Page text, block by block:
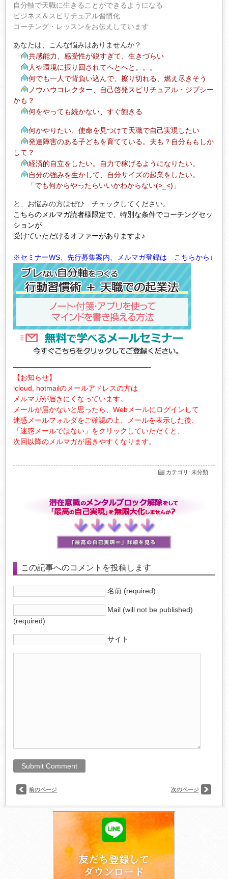
自分軸で天職に生きることができるようになる
ビジネス＆スピリチュアル習慣化
コーチング・レッスンをお伝えしています
あなたは、こんな悩みはありませんか？
共感能力、感受性が鋭すぎて、生きづらい
人や環境に振り回されてへとへと。。。
何でも一人で背負い込んで、擦り切れる、燃え尽きそう
ノウハウコレクター、自己啓発スピリチュアル・ジプシー
かも？
何をやっても続かない、すぐ飽きる
何かやりたい、使命を見つけて天職で自己実現したい
発達障害のある子どもを育てている。夫も？自分ももしか
して？
経済的自立をしたい。自力で稼げるようになりたい。
自分の強みを生かして、自分サイズの起業をしたい。
「でも何からやったらいいかわからない(>_<)」
と、お悩みの方はぜひ チェックしてください。
こちらのメルマガ読者様限定で、特別な条件でコーチングセッ
ションが
受けていただけるオファーがありますよ♪
※セミナーWS、先行募集案内、メルマガ登録は こちらから↓
———————————————————-
【お知らせ】
icloud, hotmailのメールアドレスの方は
メルマガが届きにくなっています。
メールが届かないと思ったら、Webメールにログインして
迷惑メールフォルダをご確認の上、メールを表示した後、
「迷惑メールではない」をクリックしていただくと、
次回以降のメルマガが届きやすくなります。
カテゴリ : 未分類
この記事へのコメントを投稿します
名前 (required)
Mail (will not be published)
(required)
サイト
前のページ 次のページ